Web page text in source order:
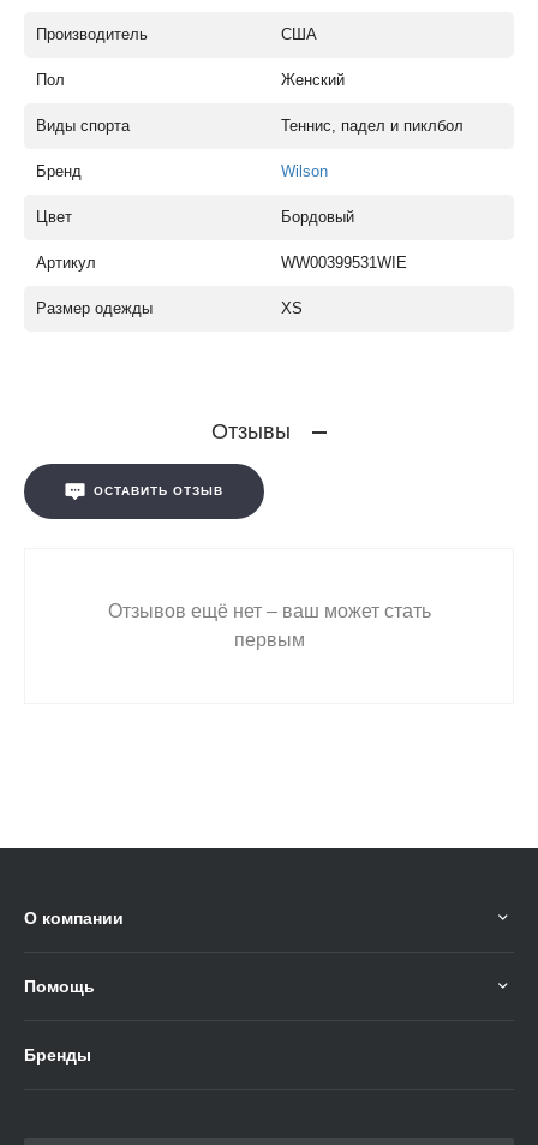
Производитель США
Пол Женский
Виды спорта Теннис, падел и пиклбол
Бренд Wilson
Цвет Бордовый
Артикул WW00399531WIE
Размер одежды XS
Отзывы
ОСТАВИТЬ ОТЗЫВ
Отзывов ещё нет – ваш может стать
первым
О компании
Помощь
Бренды